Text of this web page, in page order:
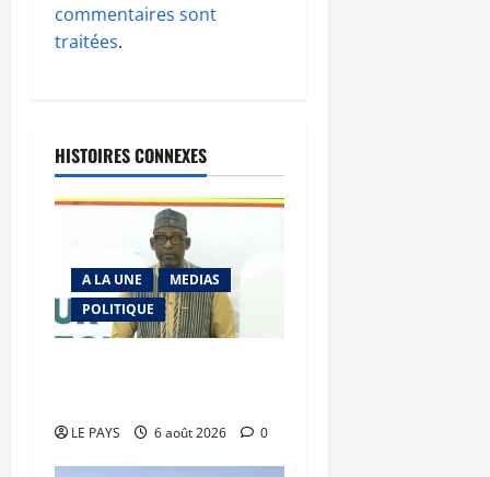
commentaires sont
traitées.
HISTOIRES CONNEXES
A LA UNE
MEDIAS
POLITIQUE
LE PAYS 6 août 2026 0